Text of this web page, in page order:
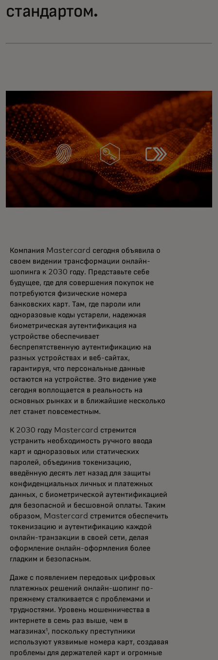
стандартом.
Компания Mastercard сегодня объявила о
своем видении трансформации онлайн-
шопинга к 2030 году. Представьте себе
будущее, где для совершения покупок не
потребуются физические номера
банковских карт. Там, где пароли или
одноразовые коды устарели, надежная
биометрическая аутентификация на
устройстве обеспечивает
беспрепятственную аутентификацию на
разных устройствах и веб-сайтах,
гарантируя, что персональные данные
остаются на устройстве. Это видение уже
сегодня воплощается в реальность на
основных рынках и в ближайшие несколько
лет станет повсеместным.
К 2030 году Mastercard стремится
устранить необходимость ручного ввода
карт и одноразовых или статических
паролей, объединив токенизацию,
введённую десять лет назад для защиты
конфиденциальных личных и платежных
данных, с биометрической аутентификацией
для безопасной и бесшовной оплаты. Таким
образом, Mastercard стремится обеспечить
токенизацию и аутентификацию каждой
онлайн-транзакции в своей сети, делая
оформление онлайн-оформления более
гладким и безопасным.
Даже с появлением передовых цифровых
платежных решений онлайн-шопинг по-
прежнему сталкивается с проблемами и
трудностями. Уровень мошенничества в
интернете в семь раз выше, чем в
магазинах¹, поскольку преступники
используют уязвимые номера карт, создавая
проблемы для держателей карт и огромные